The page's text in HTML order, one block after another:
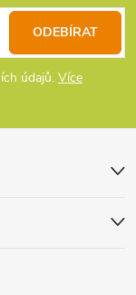
údajů. Více
ODEBÍRAT